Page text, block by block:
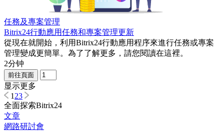
任務及專案管理
Bitrix24行動應用任務和專案管理更新
從現在就開始，利用Bitrix24行動應用程序來進行任務或專案
管理變成更簡單。為了了解更多，請您閱讀在這裡。
2分钟
前往頁面
显示更多
1 23
全面探索Bitrix24
文章
網路研討會